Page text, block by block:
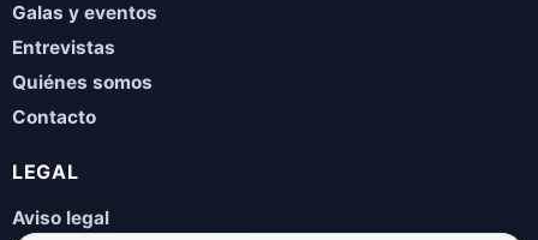
Galas y eventos
Entrevistas
Quiénes somos
Contacto
LEGAL
Aviso legal